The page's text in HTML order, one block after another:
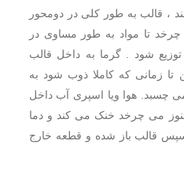
، قالب به طور کلی در دومحور
تا مواد به طور مساوی در
شود . گرما به داخل قالب
زمانی که کاملا ذوب شود به
هوا ویا اسپری آب داخل
می چرخد خنک می کند و دما
قالب باز شده و قطعه خارج